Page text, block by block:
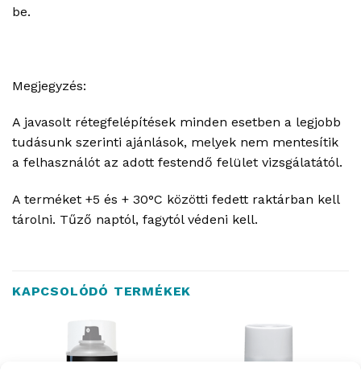
be.
Megjegyzés:
A javasolt rétegfelépítések minden esetben a legjobb
tudásunk szerinti ajánlások, melyek nem mentesítik
a felhasználót az adott festendő felület vizsgálatától.
A terméket +5 és + 30°C közötti fedett raktárban kell
tárolni. Tűző naptól, fagytól védeni kell.
KAPCSOLÓDÓ TERMÉKEK